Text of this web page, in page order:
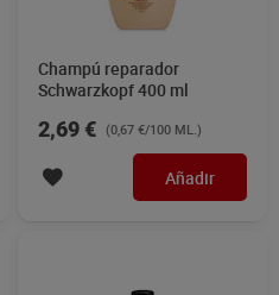
Champú reparador
Schwarzkopf 400 ml
2,69 € (0,67 €/100 ML.)
Añadir